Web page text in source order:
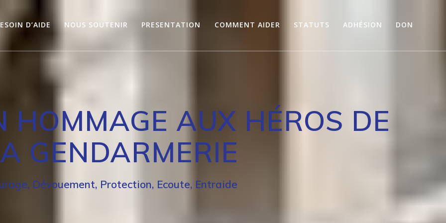
D’AIDE NOUS SOUTENIR PRESENTATION COMMENT AIDER STATUTS ADHÉSION DON
HOMMAGE AUX HÉROS DE
GENDARMERIE
Dévouement, Protection, Ecoute, Entraide